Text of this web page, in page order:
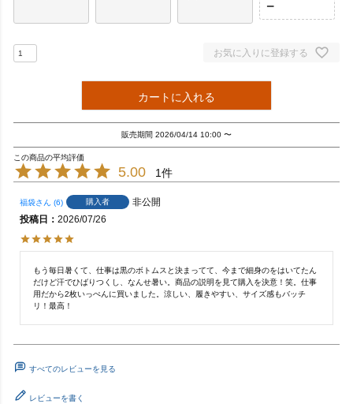
ー
お気に入りに登録する
カートに入れる
販売期間 2026/04/14 10:00 〜
5.00 1
福袋 6 購入者
非公開
投稿日
2026/07/26
もう毎日暑くて、仕事は黒のボトムスと決まってて、今まで細身のをはいてたん
だけど汗でひばりつくし、なんせ暑い。商品の説明を見て購入を決意！笑。仕事
用だから2枚いっぺんに買いました。涼しい、履きやすい、サイズ感もバッチ
リ！最高！
すべてのレビューを見る
レビューを書く